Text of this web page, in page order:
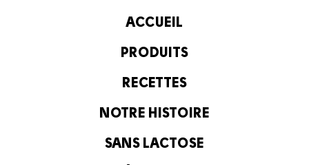
ACCUEIL
PRODUITS
RECETTES
NOTRE HISTOIRE
SANS LACTOSE